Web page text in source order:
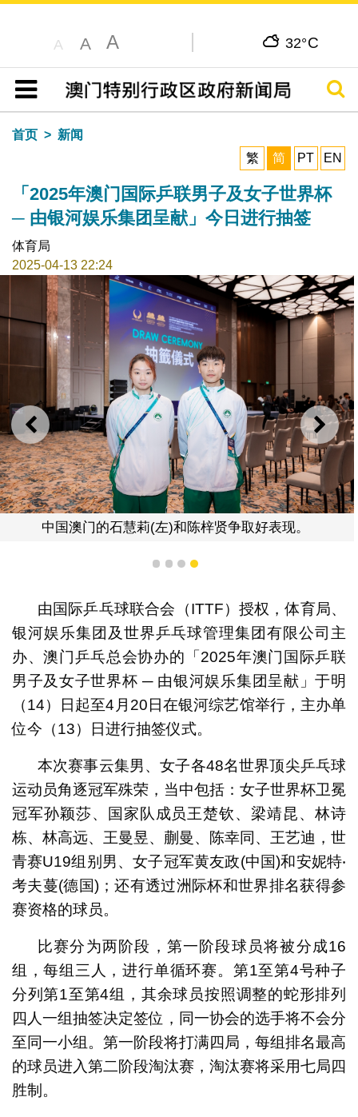
A A A 32°C
目录
搜寻
首页
新闻
繁
简 PT EN
「2025年澳门国际乒联男子及女子世界杯
─ 由银河娱乐集团呈献」今日进行抽签
体育局
2025-04-13 22:24
上一则 下一
中国澳门的石慧莉(左)和陈梓贤争取好表现。
1 2 3 4
由国际乒乓球联合会（ITTF）授权，体育局、
银河娱乐集团及世界乒乓球管理集团有限公司主
办、澳门乒乓总会协办的「2025年澳门国际乒联
男子及女子世界杯 ─ 由银河娱乐集团呈献」于明
（14）日起至4月20日在银河综艺馆举行，主办单
位今（13）日进行抽签仪式。
本次赛事云集男、女子各48名世界顶尖乒乓球
运动员角逐冠军殊荣，当中包括：女子世界杯卫冕
冠军孙颖莎、国家队成员王楚钦、梁靖昆、林诗
栋、林高远、王曼昱、蒯曼、陈幸同、王艺迪，世
青赛U19组别男、女子冠军黄友政(中国)和安妮特‧
考夫蔓(德国)；还有透过洲际杯和世界排名获得参
赛资格的球员。
比赛分为两阶段，第一阶段球员将被分成16
组，每组三人，进行单循环赛。第1至第4号种子
分列第1至第4组，其余球员按照调整的蛇形排列
四人一组抽签决定签位，同一协会的选手将不会分
至同一小组。第一阶段将打满四局，每组排名最高
的球员进入第二阶段淘汰赛，淘汰赛将采用七局四
胜制。